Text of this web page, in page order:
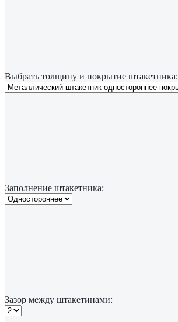
Выбрать толщину и покрытие штакетника:
Заполнение штакетника:
Зазор между штакетинами: